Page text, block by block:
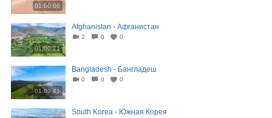
01:00:06
01:00:21
Afghanistan - Афганистан
2 0 0
01:00:41
Bangladesh - Бангладеш
0 0 0
South Korea - Южная Корея